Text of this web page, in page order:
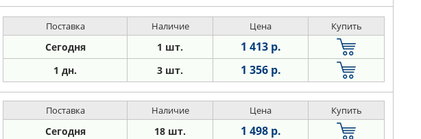
Поставка Наличие Цена Купить
Сегодня 1 шт. 1 413 р.
1 дн. 3 шт. 1 356 р.
Поставка Наличие Цена Купить
Сегодня 18 шт. 1 498 р.